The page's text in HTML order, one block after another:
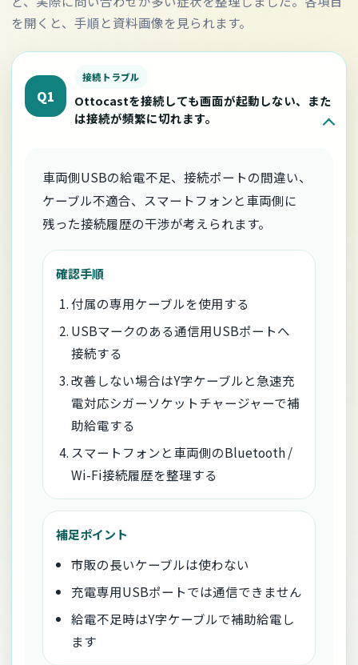
を開くと、手順と資料画像を見られます。
Q1
接続トラブル
Ottocastを接続しても画面が起動しない、また
は接続が頻繁に切れます。
車両側USBの給電不足、接続ポートの間違い、
ケーブル不適合、スマートフォンと車両側に
残った接続履歴の干渉が考えられます。
確認手順
付属の専用ケーブルを使用する
USBマークのある通信用USBポートへ
接続する
改善しない場合はY字ケーブルと急速充
電対応シガーソケットチャージャーで補
助給電する
スマートフォンと車両側のBluetooth /
Wi-Fi接続履歴を整理する
補足ポイント
市販の長いケーブルは使わない
充電専用USBポートでは通信できません
給電不足時はY字ケーブルで補助給電し
ます